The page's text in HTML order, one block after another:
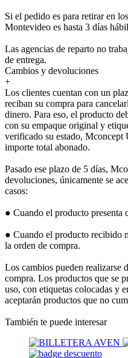
Si el pedido es para retirar en
Montevideo es hasta 3 días
Las agencias de reparto no
de entrega.
Cambios y devoluciones
+
Los clientes cuentan con un
reciban su compra para
dinero. Para eso, el producto
con su empaque original y
verificado su estado,
importe total abonado.
Pasado ese plazo de 5 días,
devoluciones, únicamente se
casos:
● Cuando el producto presenta
● Cuando el producto recibido
la orden de compra.
Los cambios pueden realizarse
compra. Los productos que se
uso, con etiquetas colocadas y
aceptarán productos que no
También te puede interesar